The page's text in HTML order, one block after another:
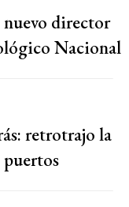
director
Nacional
retrotrajo la